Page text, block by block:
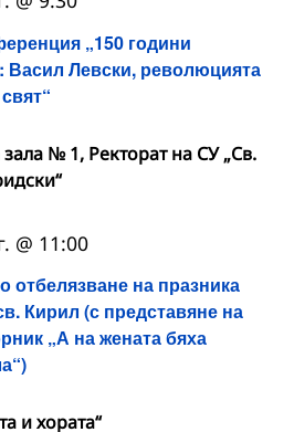
„150 години
Васил Левски, революцията
№ 1, Ректорат на СУ „Св.
отбелязване на празника
Кирил (с представяне на
„А на жената бяха
@ 11:00
и хората“